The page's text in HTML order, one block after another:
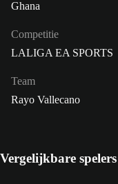
Ghana
Competitie
LALIGA EA SPORTS
Team
Rayo Vallecano
Vergelijkbare spelers